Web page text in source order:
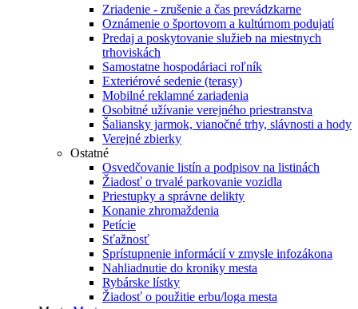
Zriadenie - zrušenie a čas prevádzkarne
Oznámenie o športovom a kultúrnom podujatí
Predaj a poskytovanie služieb na miestnych
trhoviskách
Samostatne hospodáriaci roľník
Exteriérové sedenie (terasy)
Mobilné reklamné zariadenia
Osobitné užívanie verejného priestranstva
Šaliansky jarmok, vianočné trhy, slávnosti a hody
Verejné zbierky
Ostatné
Osvedčovanie listín a podpisov na listinách
Žiadosť o trvalé parkovanie vozidla
Priestupky a správne delikty
Konanie zhromaždenia
Petície
Sťažnosť
Sprístupnenie informácií v zmysle infozákona
Nahliadnutie do kroniky mesta
Rybárske lístky
Žiadosť o použitie erbu/loga mesta